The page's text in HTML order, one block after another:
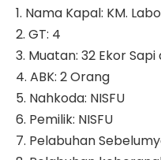
1. Nama Kapal: KM.
2. GT: 4
3. Muatan: 32 Ekor
4. ABK: 2 Orang
5. Nahkoda: NISFU
6. Pemilik: NISFU
7. Pelabuhan